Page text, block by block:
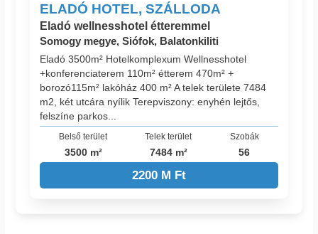
ELADÓ HOTEL, SZÁLLODA
Eladó wellnesshotel étteremmel
Somogy megye, Siófok, Balatonkiliti
Eladó 3500m² Hotelkomplexum Wellnesshotel
+konferenciaterem 110m² étterem 470m² +
borozó115m² lakóház 400 m² A telek területe 7484
m2, két utcára nyílik Terepviszony: enyhén lejtős,
felszíne parkos...
Belső terület
3500 m²
Telek terület
7484 m²
Szobák
56
2200 M Ft